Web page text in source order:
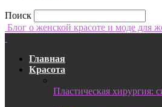
Поиск
Блог о женской красоте и моде для
Главная
Красота
Пластическая хирургия: